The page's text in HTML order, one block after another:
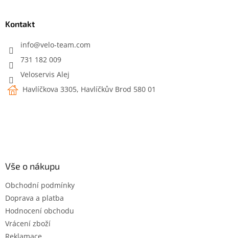
Kontakt
info@velo-team.com
731 182 009
Veloservis Alej
Havlíčkova 3305, Havlíčkův Brod 580 01
Vše o nákupu
Obchodní podmínky
Doprava a platba
Hodnocení obchodu
Vrácení zboží